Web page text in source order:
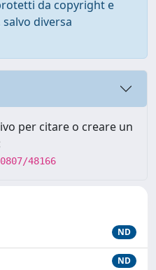
da copyright e
diversa
per citare o creare un
48166
ND
ND